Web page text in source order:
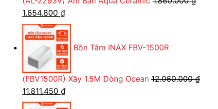
Giá
gốc
là:
1.860.000 ₫.
1.654.800 ₫Giá
hiện
tại
là:
1.654.800 ₫.
Bồn Tắm INAX FBV-1500R
(FBV1500R) Xây 1.5M Dòng Ocean 12.060.000₫
Giá
gốc
11.811.450 ₫Giá
hiện